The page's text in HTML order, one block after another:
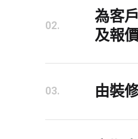
02.
為客
及報
03. 由裝